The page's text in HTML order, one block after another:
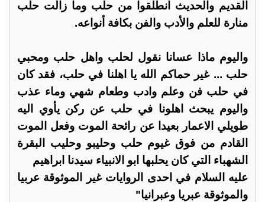
القديم والحديث انطلقوا من حلب وما زالت حلب
منارة للعلم والأدب والفن بكافة أنواعه.
واليوم ماذا عسانا نقول لحلب واهل حلب ومحبي
حلب ... غير حماكم الله يا اهلنا في حلب، فقد كان
في حلب فن وعلم وادب وطعام شهي وماء عذب
واليوم يبحث اهلونا في حلب عن ركن يأوي اليه
طويلي الاعمار بعيدا عن رائحة الموت وفعل الموت
القادم من فوق غيوم حلب وحليبو وحليب البقرة
الشهباء التي كان يحلبها ابو الانبياء سيدنا ابراهيم
عليه السلام في احدى الروايات غير الموثوقة عربيا
والموثوقة عبريا وعبرانيا"